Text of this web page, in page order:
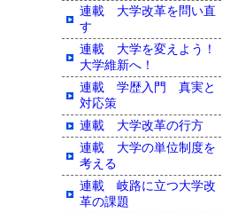
連載 大学改革を問い直
す
連載 大学を変えよう！
大学維新へ！
連載 学歴入門 真実と
対応策
連載 大学改革の行方
連載 大学の単位制度を
考える
連載 岐路に立つ大学改
革の課題